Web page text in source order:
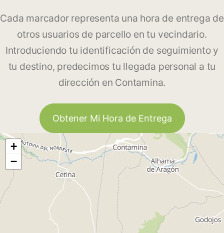
Cada marcador representa una hora de entrega de
otros usuarios de parcello en tu vecindario.
Introduciendo tu identificación de seguimiento y
tu destino, predecimos tu llegada personal a tu
dirección en Contamina.
Obtener Mi Hora de Entrega
+
−